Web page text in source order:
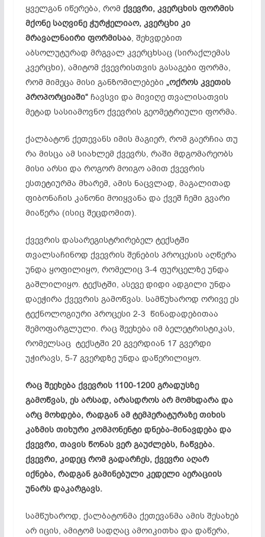
ყველგან იწერება, რომ ქვევრი, კვერცხის ფორმის
მქონე საღვინეჭურჭელიაო, კვერცხი კი
მრავალნაირი ფორმისაა, შეხვდებით
აბსოლუტურად მრგვალ კვერცხსაც (სირაქლემას
კვერცხი), ამიტომ ქვევრისთვის გასაგები ფორმა,
რომ მიმეცა მისი განზომილებები „ოქროს კვეთის
პროპორციაში“ჩავსვი და მივიღე თვალისათვის
მეტად სასიამოვნო ქვევრის გეომეტრიული ფორმა.
ქალბატონ ქეთევანს იმის მაგიერ, რომ გაერჩია თუ
რა მისცა ამ სიახლემ ქვევრს, რაში მდგომარეობს
მისი არსი და როგორ მოიგო ამით ქვევრის
ესთეტიურმა მხარემ, ამის ნაცვლად, მაგალითად
ფიბონაჩისკანონი მოიყვანა და ქვეშ ჩემი გვარი
მიაწერა (ისიც შეცდომით).
ქვევრის დასარეგისტრირებელ ტექსტში
თვალსაჩინოდ ქვევრის შენების პროცესის აღწერა
უნდა ყოფილიყო, რომელიც 3-4 ფურცელზე უნდა
გაშლილიყო. ტექსტში, ასევე დიდი ადგილი უნდა
დაეჭირა ქვევრის გამოწვას. სამწუხაროდ ორივე ეს
ტექნოლოგიური პროცესი 2-3 წინადადებითაა
შემოფარგლული. რაც შეეხება იმ ბელეტრისტიკას,
რომელსაც ტექსტში 20 გვერდიან17 გვერდი
უჭირავს, 5-7 გვერდზე უნდა დაწერილიყო.
რაც შეეხება ქვევრის 1100-1200 გრადუსზე
გამოწვას, ეს არსად, არასდროს არ მომხდარა და
არც მოხდება, რადგან ამ ტემპერატურაზე თიხის
კაზმის თიხურიკომპონენტი დნება-მინავდებადა
ქვევრი, თავის წონას ვერ გაუძლებს, ჩაწვება.
ქვევრი, კიდეც რომ გადარჩეს, ქვევრი აღარ
იქნება, რადგან გამინებულიკედელი აერაციის
უნარს დაკარგავს.
სამწუხაროდ, ქალბატონმა ქეთევანმა ამის შესახებ
არ იცის, ამიტომ სადღაც ამოიკითხა და დაწერა,